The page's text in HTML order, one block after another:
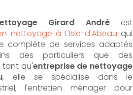
Girard Andréest
nettoyage à L'Isle-d'Abeau qui
complète de services adaptés
des particuliers que des
tant qu'entreprise de nettoyage
,
elle se spécialise dans le
l'entretien ménager pour